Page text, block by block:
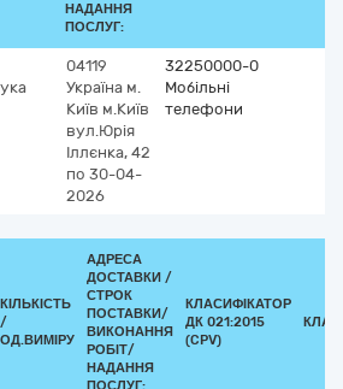
НАДАННЯ
ПОСЛУГ:
04119
Україна м.
Київ м.Київ
вул.Юрія
Іллєнка, 42
по 30-04-
2026
32250000-0
Мобільні
телефони
КІЛЬКІСТЬ
/
ОД.ВИМІРУ
АДРЕСА
ДОСТАВКИ /
СТРОК
ПОСТАВКИ/
ВИКОНАННЯ
РОБІТ/
НАДАННЯ
КЛАСИФІКАТОР
ДК 021:2015
(CPV)